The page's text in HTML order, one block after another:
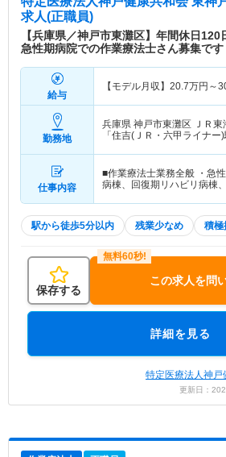
求人(正職員)
【兵庫県／神戸市東灘区】年間休日120
急性期病院での作業療法士さん募集です
給与
【モデル月収】 20.7万円～
勤務地
兵庫県 神戸市東灘区 ＪＲ
「住吉(ＪＲ・六甲ライナ
駅」（徒歩5分）
仕事内容
■作業療法士業務全般 ・急
病棟、回復期リハビリ病棟
駅から徒歩5分以内 残業少なめ 積極
保存する
この求人を問
詳細を見る
特定医療法人神
更新日：